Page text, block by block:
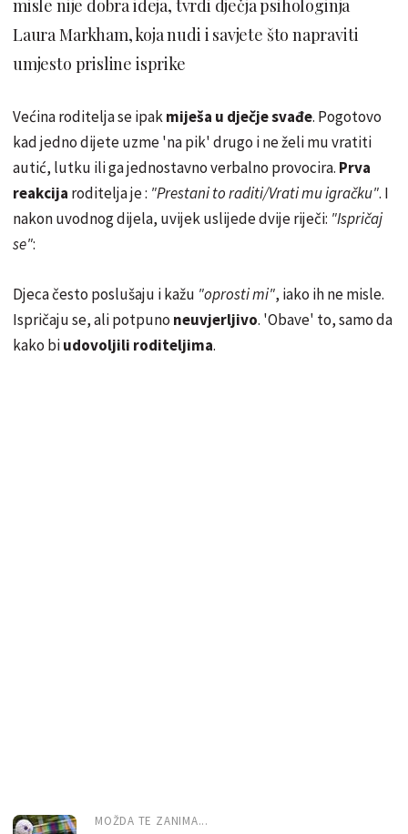
misle nije dobra ideja, tvrdi dječja psihologinja
Laura Markham, koja nudi i savjete što napraviti
umjesto prisline isprike
Većina roditelja se ipakmiješa u dječje svađe. Pogotovo
kad jedno dijete uzme 'na pik' drugo i ne želi mu vratiti
autić, lutku ili ga jednostavno verbalno provocira. Prva
reakcija roditelja je : "Prestani to raditi/Vrati mu igračku". I
nakon uvodnog dijela, uvijek uslijede dvije riječi: "Ispričaj
se":
Djeca često poslušaju i kažu "oprosti mi", iako ih ne misle.
Ispričaju se, ali potpuno neuvjerljivo. 'Obave' to, samo da
kako biudovoljili roditeljima.
MOŽDA TE ZANIMA...